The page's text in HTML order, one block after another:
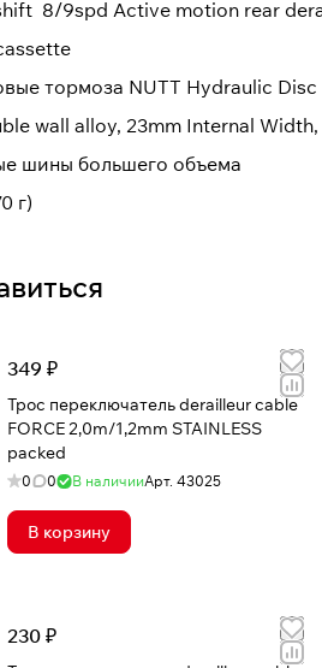
8/9spd Active motion rear
тормоза NUTT Hydraulic
wall alloy, 23mm Internal Width,
шины большего объема
г)
349 ₽
Трос переключатель derailleur cable
FORCE 2,0m/1,2mm STAINLESS
packed
0 0 В наличииАрт.43025
В корзину
230 ₽